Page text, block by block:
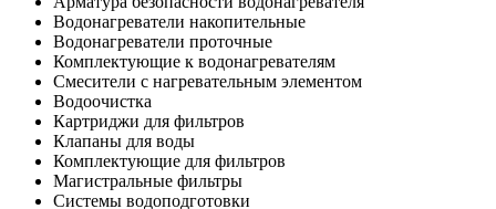
Водонагреватели накопительные
Водонагреватели проточные
Комплектующие к водонагревателям
Смесители с нагревательным элементом
Водоочистка
Картриджи для фильтров
Клапаны для воды
Комплектующие для фильтров
Магистральные фильтры
Системы водоподготовки